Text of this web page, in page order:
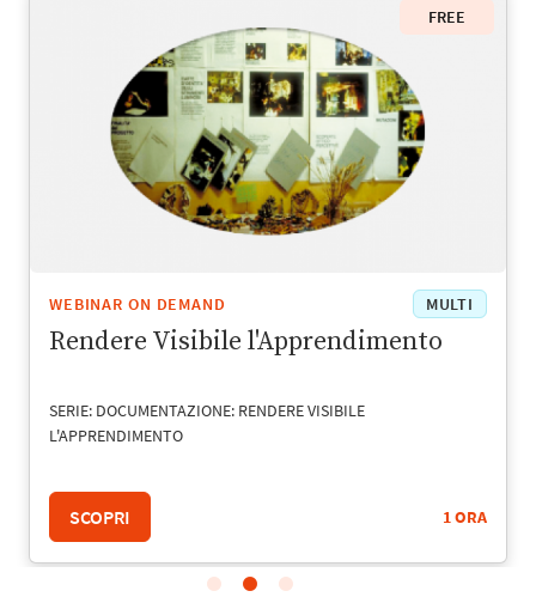
FREE
WEBINAR ON DEMAND MULTI
Rendere Visibile l'Apprendimento
SERIE: DOCUMENTAZIONE: RENDERE VISIBILE
L'APPRENDIMENTO
SCOPRI 1 ORA